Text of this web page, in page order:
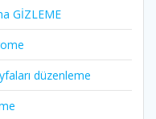
GİZLEME
düzenleme